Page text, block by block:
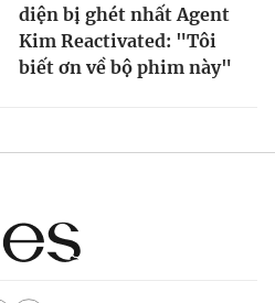
diện bị ghét nhất Agent
Kim Reactivated: "Tôi
biết ơn về bộ phim này"